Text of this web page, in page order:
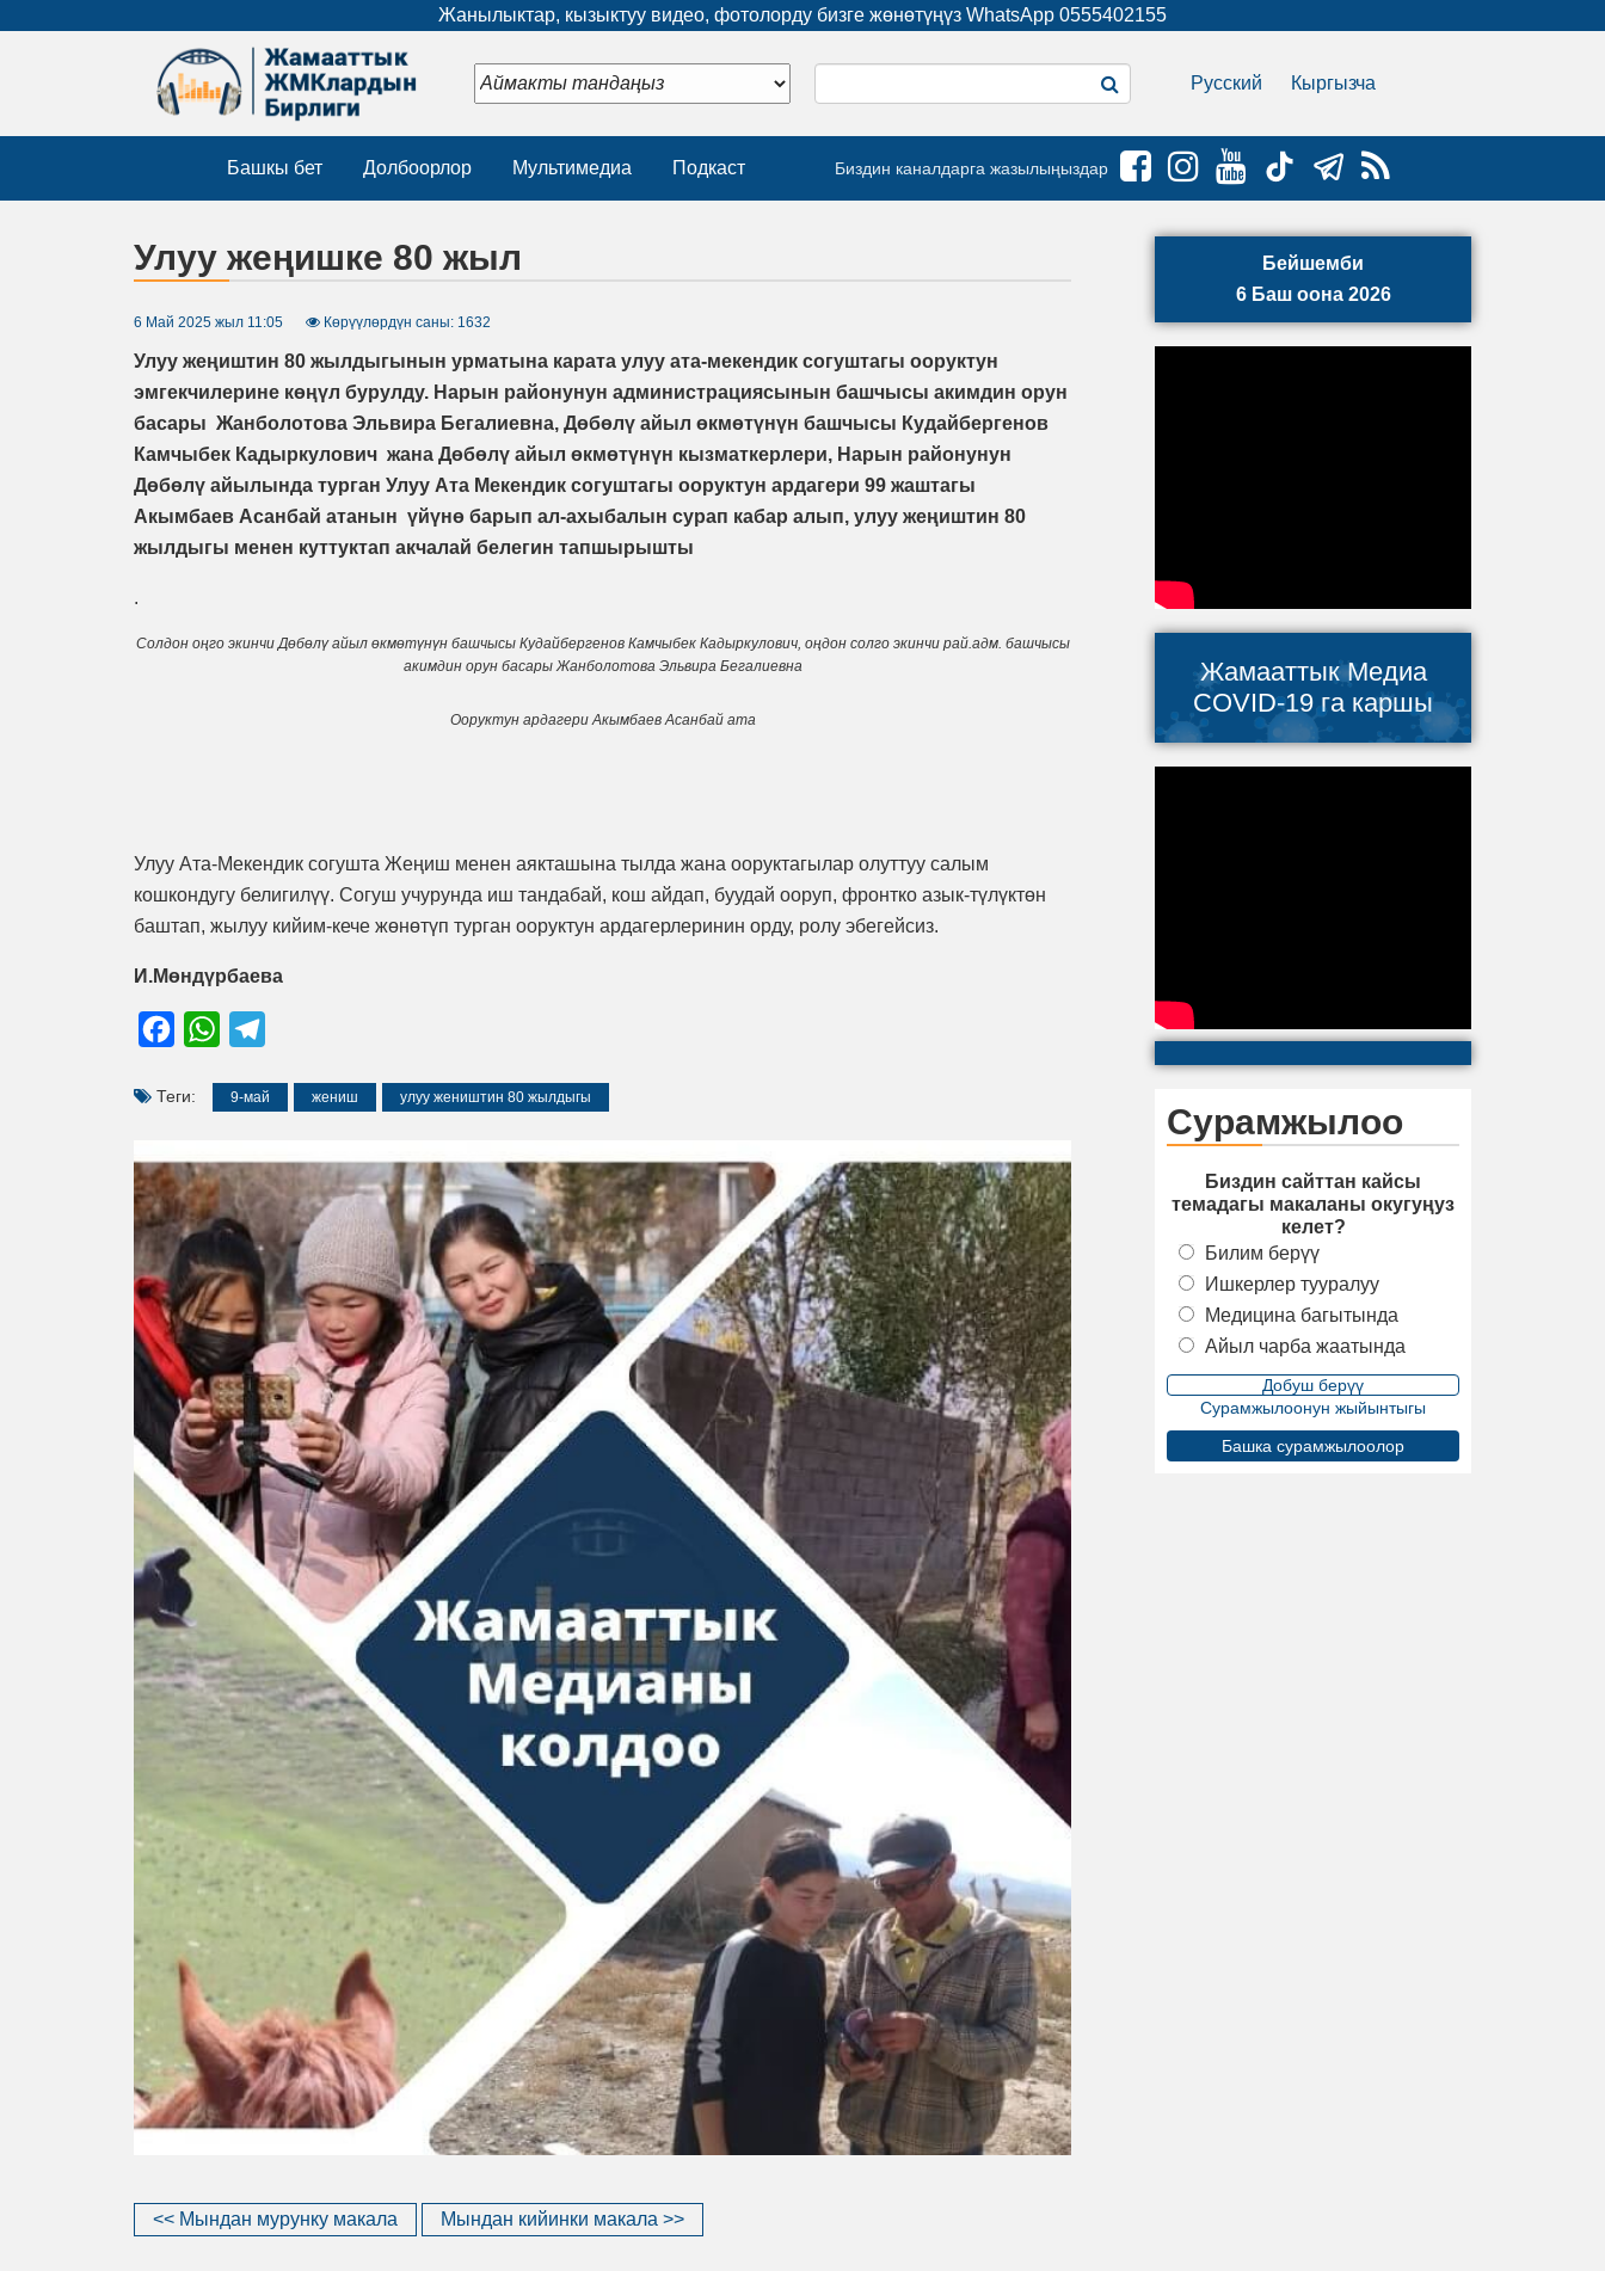
Жанылыктар, кызыктуу видео, фотолорду бизге жөнөтүңүз WhatsApp 0555402155
Русский Кыргызча
Башкы бет Долбоорлор Мультимедиа Подкаст Биздин каналдарга жазылыңыздар
Улуу жеңишке 80 жыл
6 Май 2025 жыл 11:05 Көрүүлөрдүн саны: 1632
Улуу жеңиштин 80 жылдыгынын урматына карата улуу ата-мекендик согуштагы ооруктун
эмгекчилерине көңүл бурулду. Нарын районунун администрациясынын башчысы акимдин орун
басары Жанболотова Эльвира Бегалиевна, Дөбөлү айыл өкмөтүнүн башчысы Кудайбергенов
Камчыбек Кадыркулович жана Дөбөлү айыл өкмөтүнүн кызматкерлери, Нарын районунун
Дөбөлү айылында турган Улуу Ата Мекендик согуштагы ооруктун ардагери 99 жаштагы
Акымбаев Асанбай атанын үйүнө барып ал-ахыбалын сурап кабар алып, улуу жеңиштин 80
жылдыгы менен куттуктап акчалай белегин тапшырышты
.
Солдон оңго экинчи Дөбөлү айыл өкмөтүнүн башчысы Кудайбергенов Камчыбек Кадыркулович, оңдон солго экинчи рай.адм. башчысы
акимдин орун басары Жанболотова Эльвира Бегалиевна
Ооруктун ардагери Акымбаев Асанбай ата
Улуу Ата-Мекендик согушта Жеңиш менен аякташына тылда жана ооруктагылар олуттуу салым
кошкондугу белигилүү. Согуш учурунда иш тандабай, кош айдап, буудай ооруп, фронтко азык-түлүктөн
баштап, жылуу кийим-кече жөнөтүп турган ооруктун ардагерлеринин орду, ролу эбегейсиз.
И.Мөндүрбаева
FacebookWhatsApp
Теги: 9-май жениш улуу жеништин 80 жылдыгы
<< Мындан мурунку макала Мындан кийинки макала >>
Бейшемби
6 Баш оона 2026
Жамааттык Медиа
COVID-19 га каршы
Сурамжылоо
Биздин сайттан кайсы
темадагы макаланы окугуңуз
келет?
Билим берүү
Ишкерлер тууралуу
Медицина багытында
Айыл чарба жаатында
Сурамжылоонун жыйынтыгы
Башка сурамжылоолор